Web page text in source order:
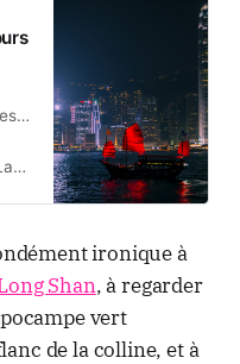
ironique à
Shan, à regarder
vert
de la colline, et à